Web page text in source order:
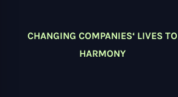
CHANGING COMPANIES‘ LIVES TO
HARMONY